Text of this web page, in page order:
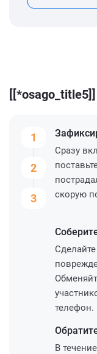
[[*osago_title5]]
1
2
3
Сразу
скорую
телефон.
В